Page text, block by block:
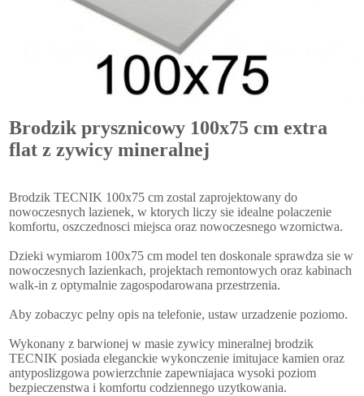
Brodzik prysznicowy 100x75 cm extra
flat z zywicy mineralnej
Brodzik TECNIK 100x75 cm zostal zaprojektowany do
nowoczesnych lazienek, w ktorych liczy sie idealne polaczenie
komfortu, oszczednosci miejsca oraz nowoczesnego wzornictwa.
Dzieki wymiarom 100x75 cm model ten doskonale sprawdza sie w
nowoczesnych lazienkach, projektach remontowych oraz kabinach
walk-in z optymalnie zagospodarowana przestrzenia.
Aby zobaczyc pelny opis na telefonie, ustaw urzadzenie poziomo.
Wykonany z barwionej w masie zywicy mineralnej brodzik
TECNIK posiada eleganckie wykonczenie imitujace kamien oraz
antyposlizgowa powierzchnie zapewniajaca wysoki poziom
bezpieczenstwa i komfortu codziennego uzytkowania.